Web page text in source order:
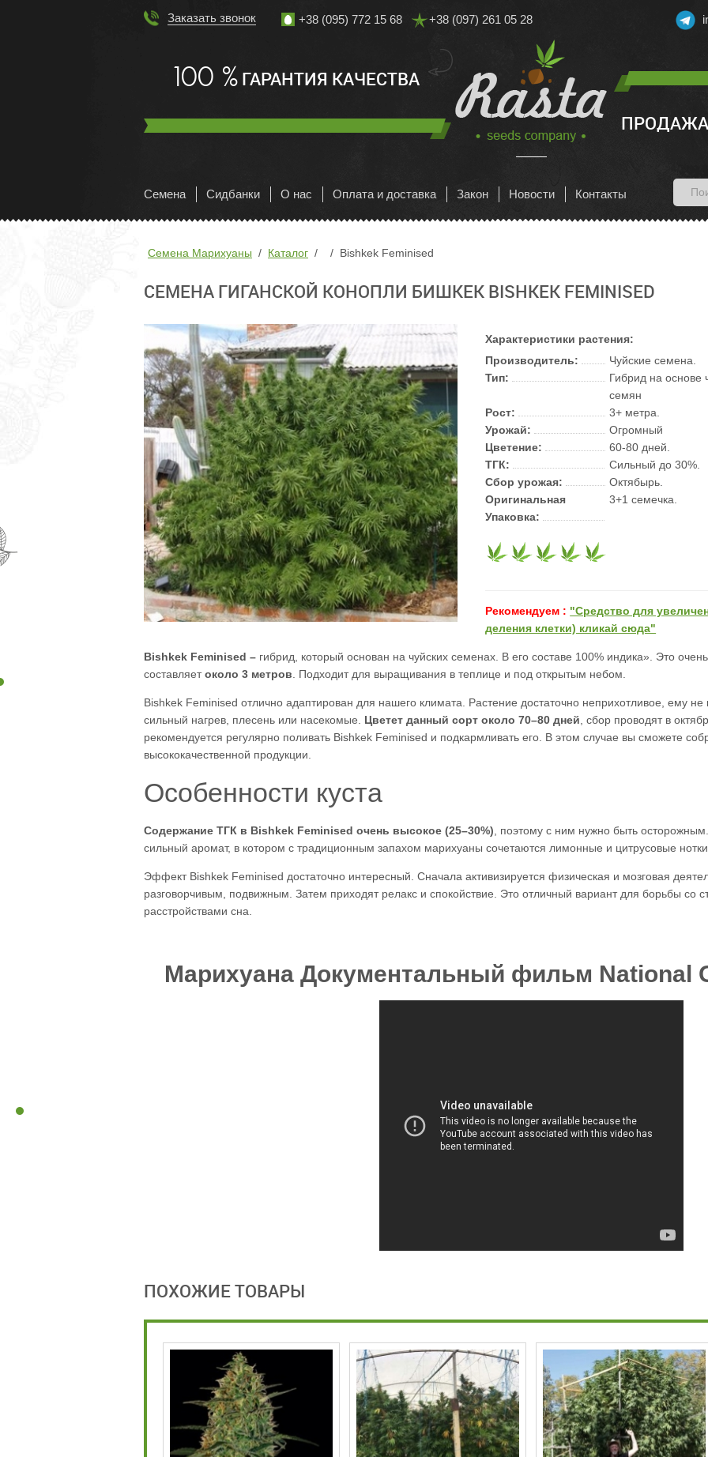
Заказать звонок +38 (095) 772 15 68 +38 (097) 261 05 28
100 %ГАРАНТИЯ КАЧЕСТВА
Семена Сидбанки О нас Оплата и доставка Закон Новости Контакты
Семена Марихуаны Каталог Bishkek Feminised
СЕМЕНА ГИГАНСКОЙ КОНОПЛИ БИШКЕК BISHKEK FEMINISED
Характеристики растения:
Производитель:
Чуйские семена.
Тип:
Гибрид на основе
семян
Рост:
3+ метра.
Урожай:
Огромный
Цветение:
60-80 дней.
ТГК:
Сильный до 30%.
Сбор урожая:
Октябырь.
Оригинальная
Упаковка:
3+1 семечка.
Рекомендуем : "Средство для
деления клетки) кликай сюда"
Bishkek Feminised – гибрид, который основан на чуйских семенах. В его составе 100% индика». Это
составляетоколо 3 метров. Подходит для выращивания в теплице и под открытым небом.
Bishkek Feminised отлично адаптирован для нашего климата. Растение достаточно неприхотливое, ему
сильный нагрев, плесень или насекомые. Цветет данный сорт около 70–80 дней, сбор проводят в
рекомендуется регулярно поливать Bishkek Feminised и подкармливать его. В этом случае вы сможете
высококачественной продукции.
Особенности куста
Содержание ТГК в Bishkek Feminised очень высокое (25–30%), поэтому с ним нужно быть
сильный аромат, в котором с традиционным запахом марихуаны сочетаются лимонные и цитрусовые
Эффект Bishkek Feminised достаточно интересный. Сначала активизируется физическая и мозговая
разговорчивым, подвижным. Затем приходят релакс и спокойствие. Это отличный вариант для борьбы со
расстройствами сна.
Марихуана Документальный фильм National
ПОХОЖИЕ ТОВАРЫ